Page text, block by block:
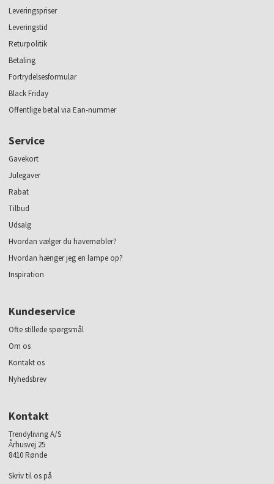
Leveringspriser
Leveringstid
Returpolitik
Betaling
Fortrydelsesformular
Black Friday
Offentlige betal via Ean-nummer
Service
Gavekort
Julegaver
Rabat
Tilbud
Udsalg
Hvordan vælger du havemøbler?
Hvordan hænger jeg en lampe op?
Inspiration
Kundeservice
Ofte stillede spørgsmål
Om os
Kontakt os
Nyhedsbrev
Kontakt
Trendyliving A/S
Århusvej 25
8410 Rønde
Skriv til os på